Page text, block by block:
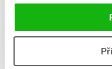
Četli jste někdy knihu o
zvítězilo? A co knihu,
fantasy? Jednu takovou
navěky?, a bavila nás tak
HumbookTipu. Tady je
T. Lukense tak moc […]